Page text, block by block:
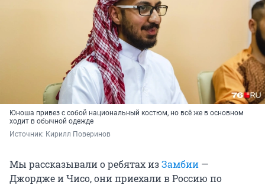
Юноша привез с собой национальный костюм, но всё же в основном
ходит в обычной одежде
Источник: Кирилл Поверинов
Мы рассказывали о ребятах изЗамбии —
Джордже и Чисо, они приехали в Россию по